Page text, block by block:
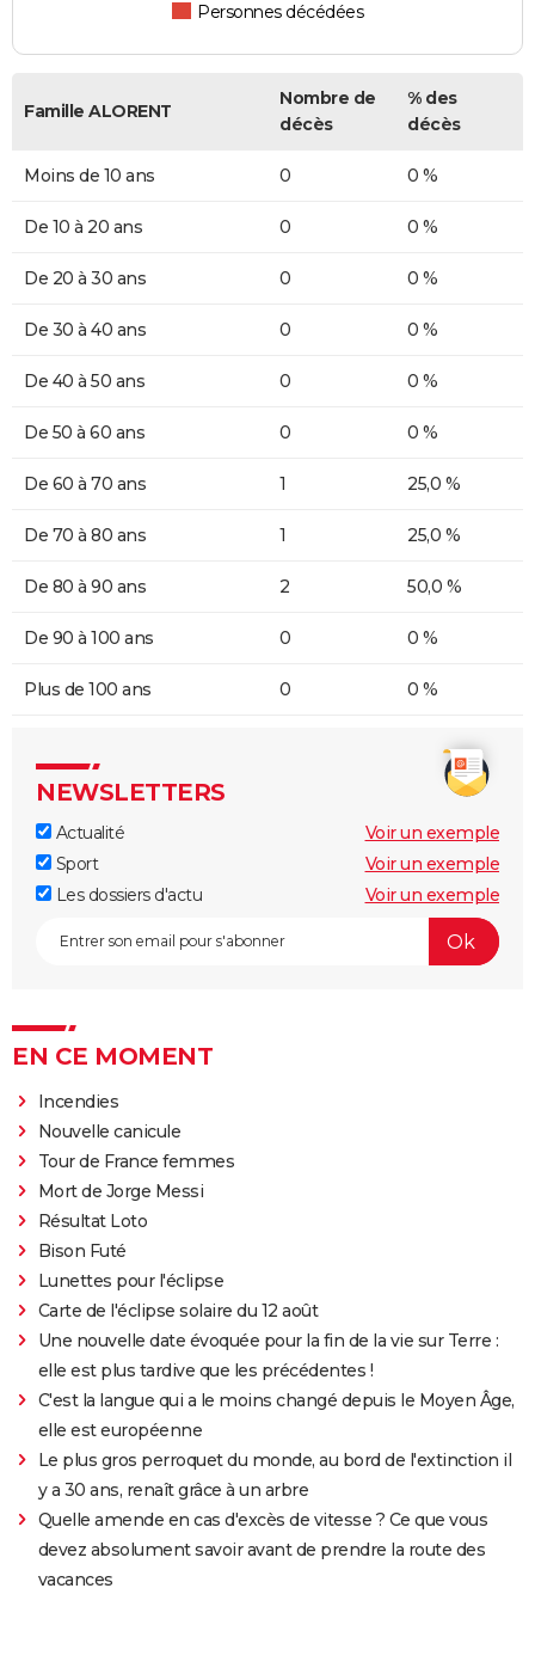
Personnes décédées
Famille ALORENT
Nombre de
décès
% des
décès
Moins de 10 ans 0 0 %
De 10 à 20 ans 0 0 %
De 20 à 30 ans 0 0 %
De 30 à 40 ans 0 0 %
De 40 à 50 ans 0 0 %
De 50 à 60 ans 0 0 %
De 60 à 70 ans 1 25,0 %
De 70 à 80 ans 1 25,0 %
De 80 à 90 ans 2 50,0 %
De 90 à 100 ans 0 0 %
Plus de 100 ans 0 0 %
NEWSLETTERS
Actualité
Voir un exemple
Sport
Voir un exemple
Les dossiers d'actu
Voir un exemple
EN CE MOMENT
Incendies
Nouvelle canicule
Tour de France femmes
Mort de Jorge Messi
Résultat Loto
Bison Futé
Lunettes pour l'éclipse
Carte de l'éclipse solaire du 12 août
Une nouvelle date évoquée pour la fin de la vie sur Terre :
elle est plus tardive que les précédentes !
C'est la langue qui a le moins changé depuis le Moyen Âge,
elle est européenne
Le plus gros perroquet du monde, au bord de l'extinction il
y a 30 ans, renaît grâce à un arbre
Quelle amende en cas d'excès de vitesse ? Ce que vous
devez absolument savoir avant de prendre la route des
vacances